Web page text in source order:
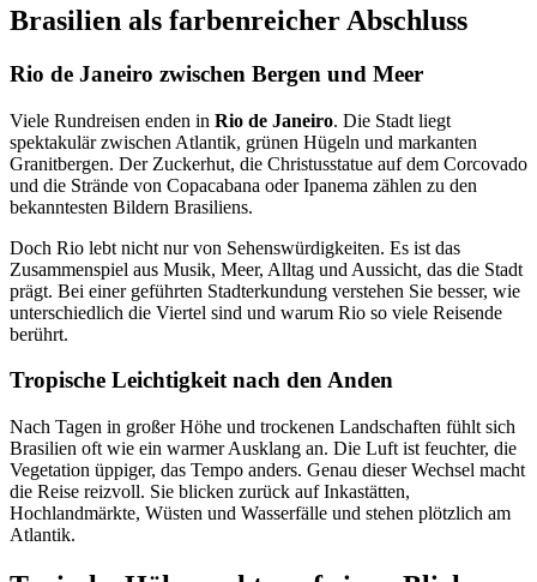
Brasilien als farbenreicher Abschluss
Rio de Janeiro zwischen Bergen und Meer
Viele Rundreisen enden in Rio de Janeiro. Die Stadt liegt
spektakulär zwischen Atlantik, grünen Hügeln und markanten
Granitbergen. Der Zuckerhut, die Christusstatue auf dem Corcovado
und die Strände von Copacabana oder Ipanema zählen zu den
bekanntesten Bildern Brasiliens.
Doch Rio lebt nicht nur von Sehenswürdigkeiten. Es ist das
Zusammenspiel aus Musik, Meer, Alltag und Aussicht, das die Stadt
prägt. Bei einer geführten Stadterkundung verstehen Sie besser, wie
unterschiedlich die Viertel sind und warum Rio so viele Reisende
berührt.
Tropische Leichtigkeit nach den Anden
Nach Tagen in großer Höhe und trockenen Landschaften fühlt sich
Brasilien oft wie ein warmer Ausklang an. Die Luft ist feuchter, die
Vegetation üppiger, das Tempo anders. Genau dieser Wechsel macht
die Reise reizvoll. Sie blicken zurück auf Inkastätten,
Hochlandmärkte, Wüsten und Wasserfälle und stehen plötzlich am
Atlantik.